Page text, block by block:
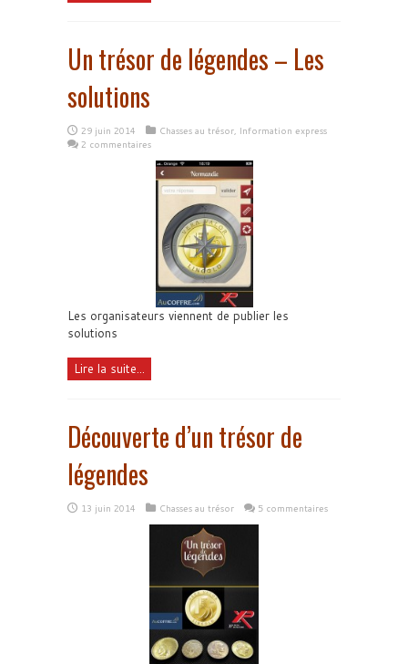
Un trésor de légendes – Les
solutions
29 juin 2014 Chasses au trésor, Information express
2 commentaires
Les organisateurs viennent de publier les
solutions
Lire la suite...
Découverte d’un trésor de
légendes
13 juin 2014 Chasses au trésor 5 commentaires